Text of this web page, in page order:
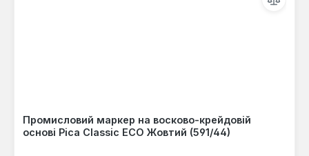
Промисловий маркер на восково-крейдовій
основі Pica Classic ECO Жовтий (591/44)